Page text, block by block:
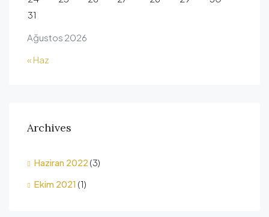
Ağustos 2026
31
« Haz
Archives
Haziran 2022 (3)
Ekim 2021 (1)